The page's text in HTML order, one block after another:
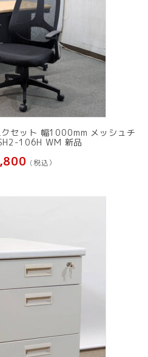
セット 幅1000mm メッシュチ
106H WM 新品
(税込）